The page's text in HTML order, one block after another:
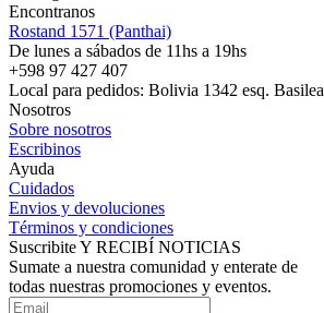
Encontranos
Rostand 1571 (Panthai)
De lunes a sábados de 11hs a 19hs
+598 97 427 407
Local para pedidos: Bolivia 1342 esq. Basilea
Nosotros
Sobre nosotros
Escribinos
Ayuda
Cuidados
Envios y devoluciones
Términos y condiciones
Suscribite Y RECIBÍ NOTICIAS
Sumate a nuestra comunidad y enterate de
todas nuestras promociones y eventos.